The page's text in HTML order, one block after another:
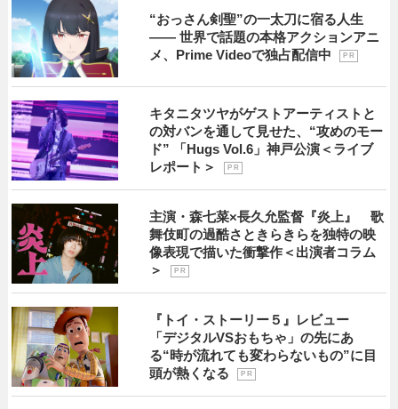
“おっさん剣聖”の一太刀に宿る人生
―― 世界で話題の本格アクションアニ
メ、Prime Videoで独占配信中
P R
キタニタツヤがゲストアーティストと
の対バンを通して見せた、“攻めのモー
ド” 「Hugs Vol.6」神戸公演＜ライブ
レポート＞
P R
主演・森七菜×長久允監督『炎上』 歌
舞伎町の過酷さときらきらを独特の映
像表現で描いた衝撃作＜出演者コラム
＞
P R
『トイ・ストーリー５』レビュー
「デジタルVSおもちゃ」の先にあ
る“時が流れても変わらないもの”に目
頭が熱くなる
P R